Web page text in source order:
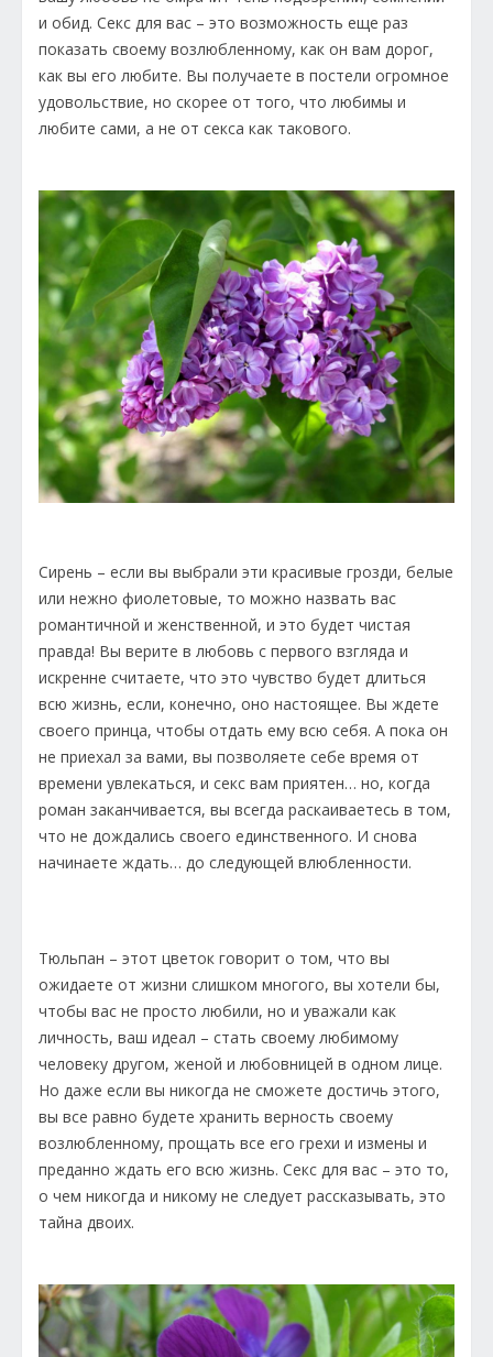
и обид. Секс для вас – это возможность еще раз
показать своему возлюбленному, как он вам дорог,
как вы его любите. Вы получаете в постели огромное
удовольствие, но скорее от того, что любимы и
любите сами, а не от секса как такового.
Сирень – если вы выбрали эти красивые грозди, белые
или нежно фиолетовые, то можно назвать вас
романтичной и женственной, и это будет чистая
правда! Вы верите в любовь с первого взгляда и
искренне считаете, что это чувство будет длиться
всю жизнь, если, конечно, оно настоящее. Вы ждете
своего принца, чтобы отдать ему всю себя. А пока он
не приехал за вами, вы позволяете себе время от
времени увлекаться, и секс вам приятен… но, когда
роман заканчивается, вы всегда раскаиваетесь в том,
что не дождались своего единственного. И снова
начинаете ждать… до следующей влюбленности.
Тюльпан – этот цветок говорит о том, что вы
ожидаете от жизни слишком многого, вы хотели бы,
чтобы вас не просто любили, но и уважали как
личность, ваш идеал – стать своему любимому
человеку другом, женой и любовницей в одном лице.
Но даже если вы никогда не сможете достичь этого,
вы все равно будете хранить верность своему
возлюбленному, прощать все его грехи и измены и
преданно ждать его всю жизнь. Секс для вас – это то,
о чем никогда и никому не следует рассказывать, это
тайна двоих.